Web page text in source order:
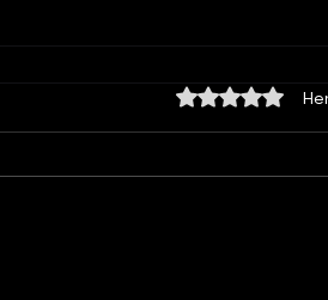
5 üzerinden 0